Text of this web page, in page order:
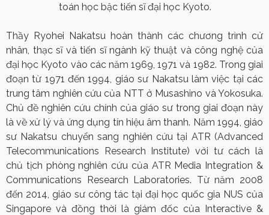
toán học bậc tiến sĩ đại học Kyoto.
Thầy Ryohei Nakatsu hoàn thành các chương trình cử
nhân, thạc sĩ và tiến sĩ ngành kỹ thuật và công nghệ của
đại học Kyoto vào các năm 1969, 1971 và 1982. Trong giai
đoạn từ 1971 đến 1994, giáo sư Nakatsu làm việc tại các
trung tâm nghiên cứu của NTT ở Musashino và Yokosuka.
Chủ đề nghiên cứu chính của giáo sư trong giai đoạn này
là về xử lý và ứng dụng tín hiệu âm thanh. Năm 1994, giáo
sư Nakatsu chuyển sang nghiên cứu tại ATR (Advanced
Telecommunications Research Institute) với tư cách là
chủ tịch phòng nghiên cứu của ATR Media Integration &
Communications Research Laboratories. Từ năm 2008
đến 2014, giáo sư công tác tại đại học quốc gia NUS của
Singapore và đồng thời là giám đốc của Interactive &